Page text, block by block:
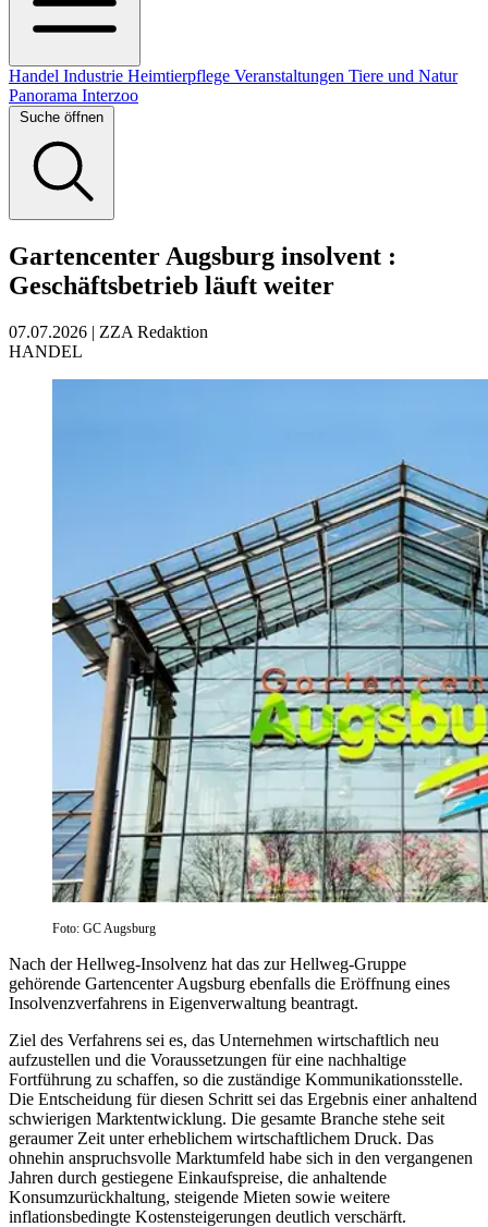
Handel Industrie Heimtierpflege Veranstaltungen Tiere und Natur
Panorama Interzoo
Suche öffnen
Gartencenter Augsburg insolvent :
Geschäftsbetrieb läuft weiter
07.07.2026 | ZZA Redaktion
HANDEL
Foto: GC Augsburg
Nach der Hellweg-Insolvenz hat das zur Hellweg-Gruppe
gehörende Gartencenter Augsburg ebenfalls die Eröffnung eines
Insolvenzverfahrens in Eigenverwaltung beantragt.
Ziel des Verfahrens sei es, das Unternehmen wirtschaftlich neu
aufzustellen und die Voraussetzungen für eine nachhaltige
Fortführung zu schaffen, so die zuständige Kommunikationsstelle.
Die Entscheidung für diesen Schritt sei das Ergebnis einer anhaltend
schwierigen Marktentwicklung. Die gesamte Branche stehe seit
geraumer Zeit unter erheblichem wirtschaftlichem Druck. Das
ohnehin anspruchsvolle Marktumfeld habe sich in den vergangenen
Jahren durch gestiegene Einkaufspreise, die anhaltende
Konsumzurückhaltung, steigende Mieten sowie weitere
inflationsbedingte Kostensteigerungen deutlich verschärft.